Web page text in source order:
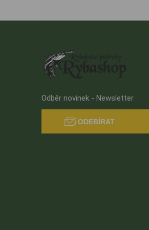
Odběr novinek - Newsletter
ODEBÍRAT